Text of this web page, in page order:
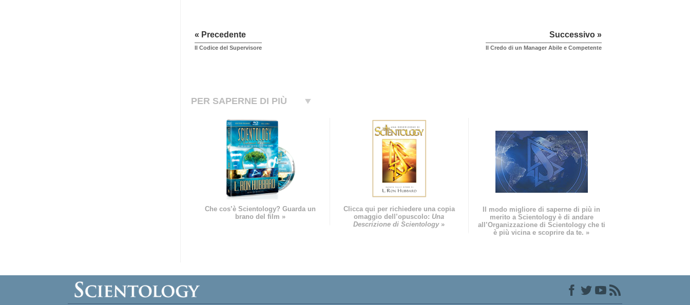
« Precedente
Il Codice del Supervisore
Successivo »
Il Credo di un Manager Abile e Competente
PER SAPERNE DI PIÙ
Che cos’è Scientology? Guarda un
brano del film »
Clicca qui per richiedere una copia
omaggio dell’opuscolo: Una
Descrizione di Scientology»
Il modo migliore di saperne di più in
merito a Scientology è di andare
all’Organizzazione di Scientology che ti
è più vicina e scoprire da te. »